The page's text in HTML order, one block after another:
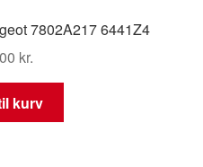
7802A217 6441Z4
kr.
kurv